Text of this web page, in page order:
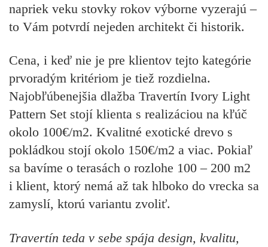
napriek veku stovky rokov výborne vyzerajú –
to Vám potvrdí nejeden architekt či historik.
Cena, i keď nie je pre klientov tejto kategórie
prvoradým kritériom je tiež rozdielna.
Najobľúbenejšia dlažba Travertín Ivory Light
Pattern Set stojí klienta s realizáciou na kľúč
okolo 100€/m2. Kvalitné exotické drevo s
pokládkou stojí okolo 150€/m2 a viac. Pokiaľ
sa bavíme o terasách o rozlohe 100 – 200 m2
i klient, ktorý nemá až tak hlboko do vrecka sa
zamyslí, ktorú variantu zvoliť.
Travertín teda v sebe spája design, kvalitu,